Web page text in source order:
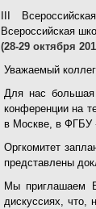
III
Всероссийская
(28-29 октября
Уважаемый
Для нас большая
конференции на
в Москве, в ФГБУ
Оргкомитет
представлены
Мы приглашаем
дискуссиях, что,